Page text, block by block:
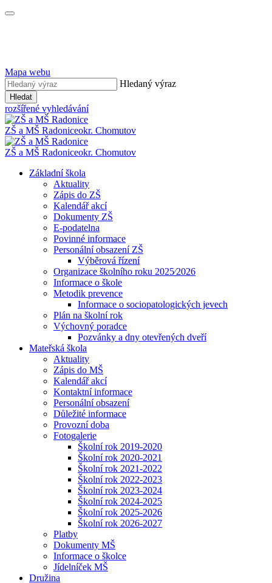
Mapa webu
Hledaný výraz
Hledat
rozšířené vyhledávání
ZŠ a MŠ Radoniceokr. Chomutov
ZŠ a MŠ Radoniceokr. Chomutov
Základní škola
Aktuality
Zápis do ZŠ
Kalendář akcí
Dokumenty ZŠ
E-podatelna
Povinné informace
Personální obsazení ZŠ
Výběrová řízení
Organizace školního roku 2025⁄2026
Informace o škole
Metodik prevence
Informace o sociopatologických jevech
Plán na školní rok
Výchovný poradce
Pozvánky a dny otevřených dveří
Mateřská škola
Aktuality
Zápis do MŠ
Kalendář akcí
Kontaktní informace
Personální obsazení
Důležité informace
Provozní doba
Fotogalerie
Školní rok 2019-2020
Školní rok 2020-2021
Školní rok 2021-2022
Školní rok 2022-2023
Školní rok 2023-2024
Školní rok 2024-2025
Školní rok 2025-2026
Školní rok 2026-2027
Platby
Dokumenty MŠ
Informace o školce
Jídelníček MŠ
Družina